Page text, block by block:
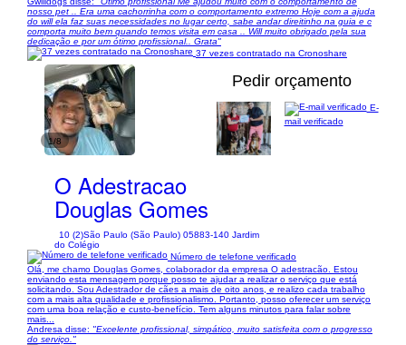
nosso pet .. Era uma cachorrinha com o comportamento extremo Hoje com a ajuda
do will ela faz suas necessidades no lugar certo, sabe andar direitinho na guia e c
comporta muito bem quando temos visita em casa .. Will muito obrigado pela sua
dedicação e por um ótimo profissional.. Grata"
37 vezes contratado na Cronoshare
1/8
Pedir orçamento
O Adestracao
Douglas Gomes
10 (2)São Paulo (São Paulo) 05883-140 Jardim
do Colégio
E-
mail verificado
Número de telefone verificado
Olá, me chamo Douglas Gomes, colaborador da empresa O adestracão. Estou
enviando esta mensagem porque posso te ajudar a realizar o serviço que está
solicitando. Sou Adestrador de cães a mais de oito anos, e realizo cada trabalho
com a mais alta qualidade e profissionalismo. Portanto, posso oferecer um serviço
com uma boa relação e custo-benefício. Tem alguns minutos para falar sobre
mais...
Andresa disse: "Excelente profissional, simpático, muito satisfeita com o progresso
do serviço."